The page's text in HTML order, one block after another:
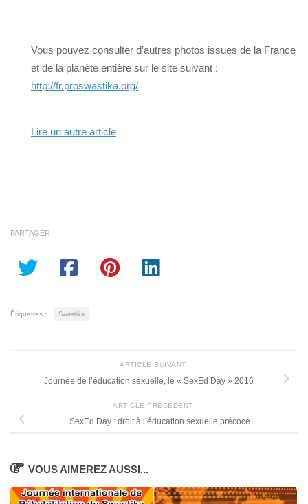
Vous pouvez consulter d’autres photos issues de la France
et de la planète entière sur le site suivant :
http://fr.proswastika.org/
Lire un autre article
PARTAGER
Étiquettes : Swastika
ARTICLE SUIVANT
Journée de l’éducation sexuelle, le « SexEd Day » 2016
ARTICLE PRÉCÉDENT
SexEd Day : droit à l’éducation sexuelle précoce
VOUS AIMEREZ AUSSI...